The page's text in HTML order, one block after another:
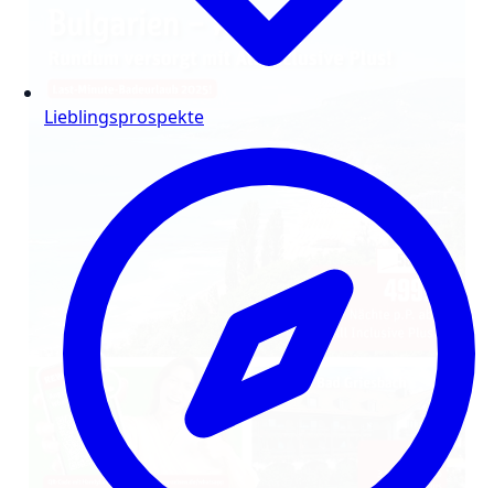
Lieblingsprospekte